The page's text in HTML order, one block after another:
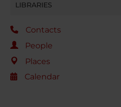
LIBRARIES
Contacts
People
Places
Calendar